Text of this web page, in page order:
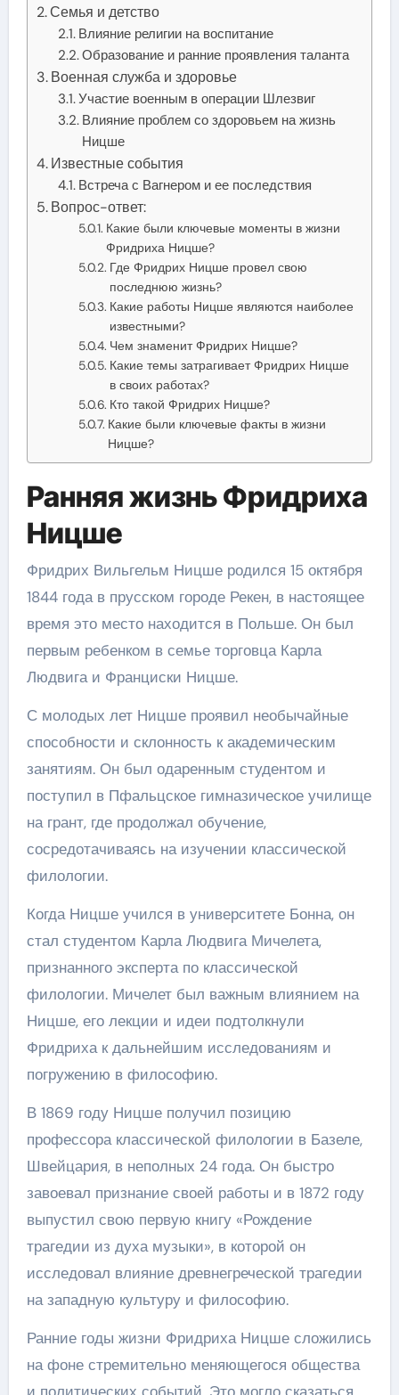
Семья и детство
Влияние религии на воспитание
Образование и ранние проявления таланта
Военная служба и здоровье
Участие военным в операции Шлезвиг
Влияние проблем со здоровьем на жизнь
Ницше
Известные события
Встреча с Вагнером и ее последствия
Вопрос-ответ:
Какие были ключевые моменты в жизни
Фридриха Ницше?
Где Фридрих Ницше провел свою
последнюю жизнь?
Какие работы Ницше являются наиболее
известными?
Чем знаменит Фридрих Ницше?
Какие темы затрагивает Фридрих Ницше
в своих работах?
Кто такой Фридрих Ницше?
Какие были ключевые факты в жизни
Ницше?
Ранняя жизнь Фридриха
Ницше
Фридрих Вильгельм Ницше родился 15 октября
1844 года в прусском городе Рекен, в настоящее
время это место находится в Польше. Он был
первым ребенком в семье торговца Карла
Людвига и Франциски Ницше.
С молодых лет Ницше проявил необычайные
способности и склонность к академическим
занятиям. Он был одаренным студентом и
поступил в Пфальцское гимназическое училище
на грант, где продолжал обучение,
сосредотачиваясь на изучении классической
филологии.
Когда Ницше учился в университете Бонна, он
стал студентом Карла Людвига Мичелета,
признанного эксперта по классической
филологии. Мичелет был важным влиянием на
Ницше, его лекции и идеи подтолкнули
Фридриха к дальнейшим исследованиям и
погружению в философию.
В 1869 году Ницше получил позицию
профессора классической филологии в Базеле,
Швейцария, в неполных 24 года. Он быстро
завоевал признание своей работы и в 1872 году
выпустил свою первую книгу «Рождение
трагедии из духа музыки», в которой он
исследовал влияние древнегреческой трагедии
на западную культуру и философию.
Ранние годы жизни Фридриха Ницше сложились
на фоне стремительно меняющегося общества